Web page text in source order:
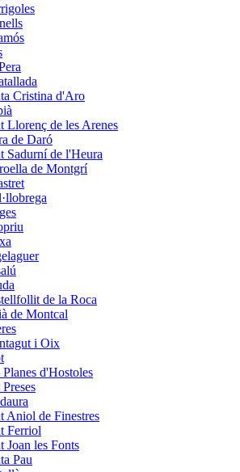
Cristina d'Aro
Llorenç de les Arenes
de Daró
Sadurní de l'Heura
de Montgrí
de la Roca
de Montcal
i Oix
Planes d'Hostoles
Aniol de Finestres
Ferriol
Joan les Fonts
Pau